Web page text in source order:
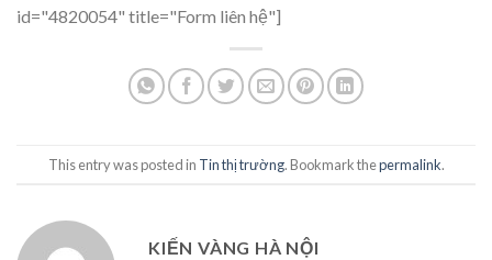
id="4820054" title="Form liên hệ"]
This entry was posted in Tin thị trường. Bookmark thepermalink.
KIẾN VÀNG HÀ NỘI